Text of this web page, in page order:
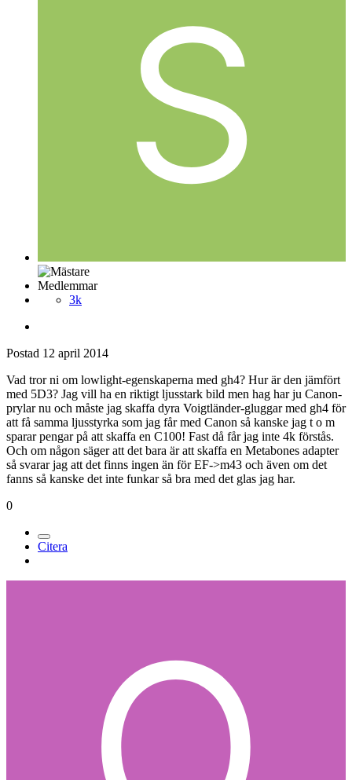
Medlemmar
3k
Postad 12 april 2014
Vad tror ni om lowlight-egenskaperna med gh4? Hur är den jämfört
med 5D3? Jag vill ha en riktigt ljusstark bild men hag har ju Canon-
prylar nu och måste jag skaffa dyra Voigtländer-gluggar med gh4 för
att få samma ljusstyrka som jag får med Canon så kanske jag t o m
sparar pengar på att skaffa en C100! Fast då får jag inte 4k förstås.
Och om någon säger att det bara är att skaffa en Metabones adapter
så svarar jag att det finns ingen än för EF->m43 och även om det
fanns så kanske det inte funkar så bra med det glas jag har.
0
Citera